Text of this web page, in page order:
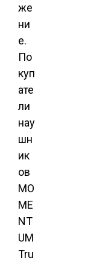
же
ни
е.
По
куп
ате
ли
нау
шн
ик
ов
MO
ME
NT
UM
Tru